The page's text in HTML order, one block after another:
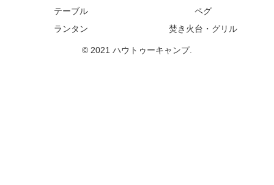
テーブル
ペグ
ランタン
焚き火台・グリル
© 2021 ハウトゥーキャンプ.